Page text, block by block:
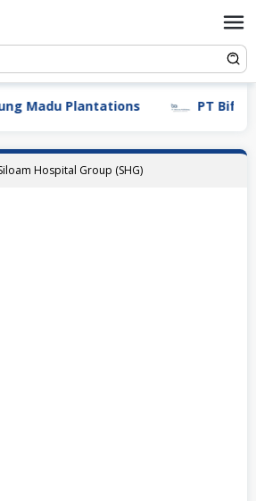
Plantations PT Bifarma
Hospital Group (SHG)